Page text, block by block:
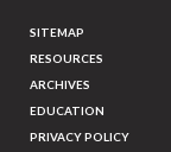
SITEMAP
RESOURCES
ARCHIVES
EDUCATION
PRIVACY POLICY